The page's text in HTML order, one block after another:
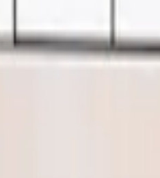
for fastsetting av
produkter i